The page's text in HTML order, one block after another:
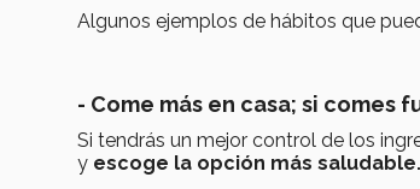
Algunos ejemplos de hábitos que
- Come más en casa; si comes
Si tendrás un mejor control de los
y escoge la opción más saludable.